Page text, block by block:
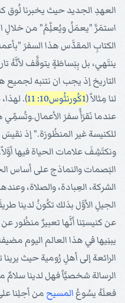
العهدِ الجديد حيث يخبرنا
استمَرَّ "يعمَلُ ويُعلِّمُ" من خلالِ
الكتابِ المقدَّس هذا السفرَ
ينتَهي، بل بِبَساطَةٍ يتوقَّف لأنَّهُ
التاريخ إذ يجب ان نتنبه
لنا مِثالاً (1كُورنثُوس10: 11
).
عندما نَقرَأُ سفرَ
للكنيسة غير المنظُورَة." إذ
ونكتَشِفَ علامات الحياة فيها
البَصمات والنماذج على أساس
الشركة، العِبادة، والصلاة،
الجيلِ الأوَّل بذلك تكُونُ لدينا
عن كنيستِنا أنَّها تعبيرٌ منظُور عن
يبنِيها في هذا العالم اليوم
الرائعة إلى أهلِ رُومية حيث
الرسالة شخصيَّاً فهل لدينا سلامٌ
فعلَهُ يسُوعُ المسيح من أجلِنا